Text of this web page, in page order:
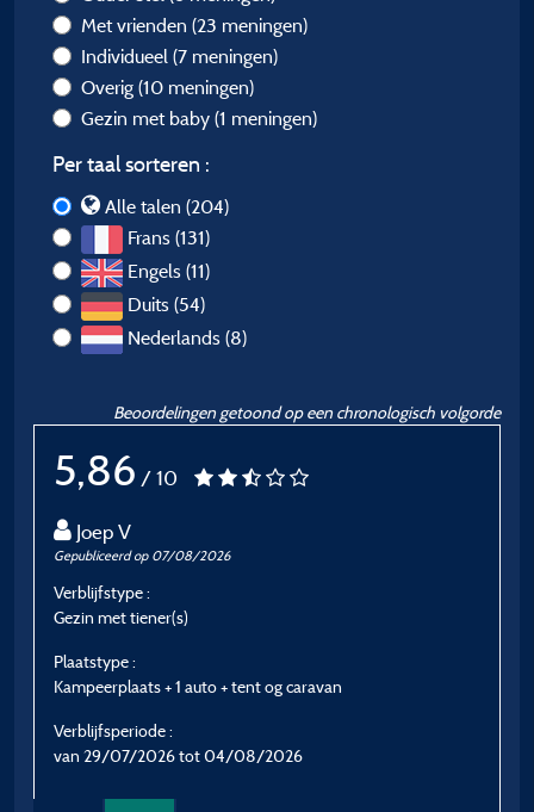
Met vrienden (23 meningen)
Individueel (7 meningen)
Overig (10 meningen)
Gezin met baby (1 meningen)
Per taal sorteren :
Alle talen (204)
Frans (131)
Engels (11)
Duits (54)
Nederlands (8)
Beoordelingen getoond op een chronologisch volgorde
5,86 / 10
Joep V
Gepubliceerd op 07/08/2026
Verblijfstype :
Gezin met tiener(s)
Plaatstype :
Kampeerplaats + 1 auto + tent og caravan
Verblijfsperiode :
van 29/07/2026 tot 04/08/2026